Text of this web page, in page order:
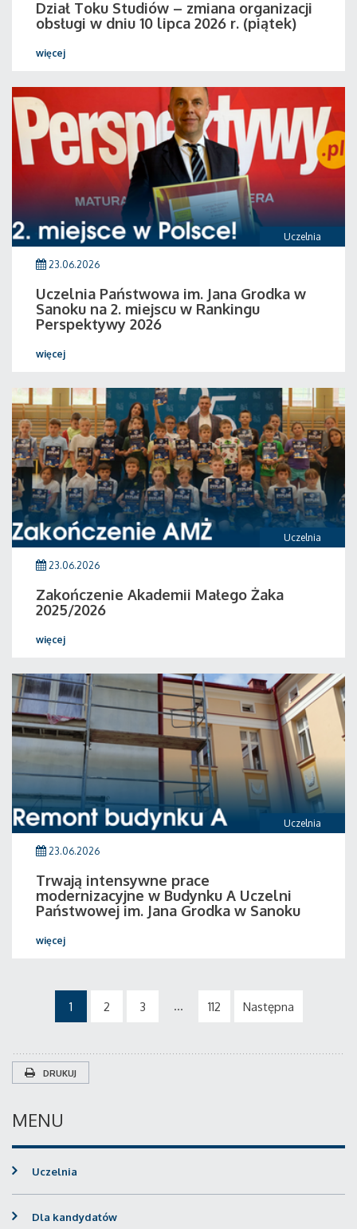
Dział Toku Studiów – zmiana organizacji
obsługi w dniu 10 lipca 2026 r. (piątek)
więcej
Uczelnia
23.06.2026
Uczelnia Państwowa im. Jana Grodka w
Sanoku na 2. miejscu w Rankingu
Perspektywy 2026
więcej
Uczelnia
23.06.2026
Zakończenie Akademii Małego Żaka
2025/2026
więcej
Uczelnia
23.06.2026
Trwają intensywne prace
modernizacyjne w Budynku A Uczelni
Państwowej im. Jana Grodka w Sanoku
więcej
1 2 3 ... 112 Następna
DRUKUJ
MENU
Uczelnia
Dla kandydatów